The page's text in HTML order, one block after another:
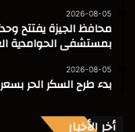
2026-08-05
محافظ الجيزة يفتتح
بمستشفى الحوامدية
2026-08-05
بدء طرح السكر الحر بسعر 25 جنيهًا للكيلو بدء من غدآ
أخر الأخبار